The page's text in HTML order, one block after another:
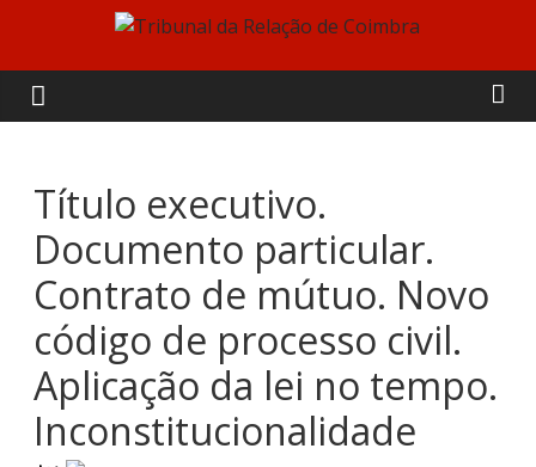
content
Tribunal
da
Relação
de
Coimbra
Título executivo.
Documento particular.
Contrato de mútuo. Novo
código de processo civil.
Aplicação da lei no tempo.
Inconstitucionalidade